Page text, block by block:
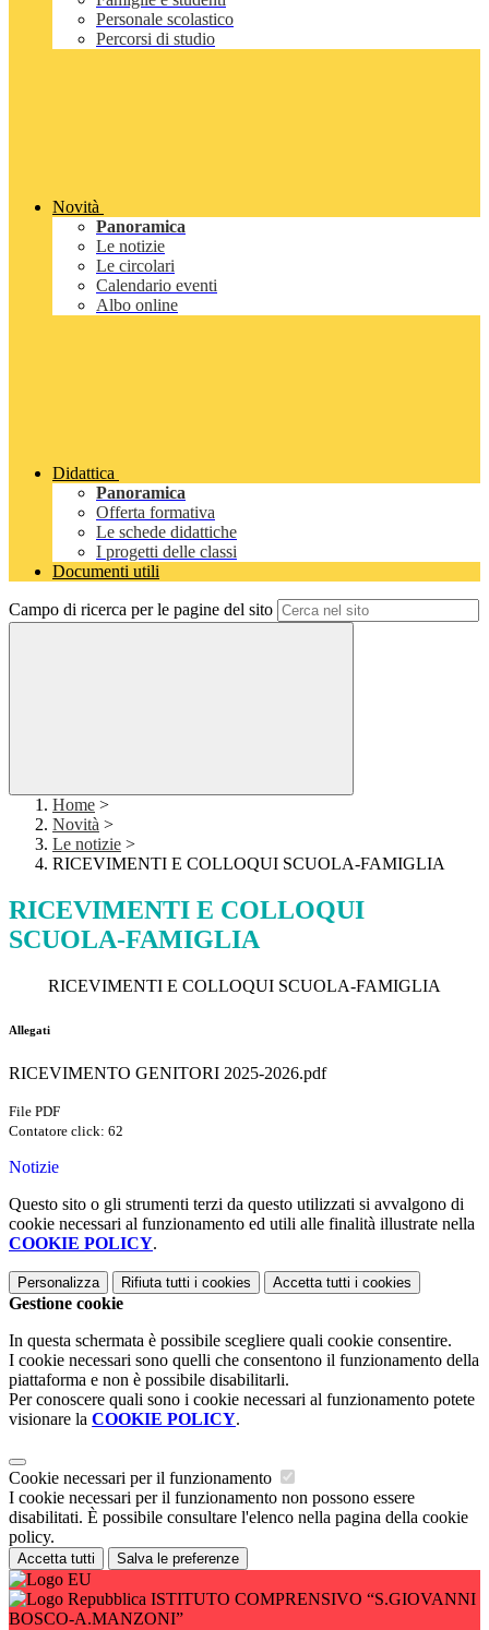
Personale scolastico
Percorsi di studio
Novità
Panoramica
Le notizie
Le circolari
Calendario eventi
Albo online
Didattica
Panoramica
Offerta formativa
Le schede didattiche
I progetti delle classi
Documenti utili
Campo di ricerca per le pagine del sito
Home >
Novità >
Le notizie >
RICEVIMENTI E COLLOQUI SCUOLA-FAMIGLIA
RICEVIMENTI E COLLOQUI
SCUOLA-FAMIGLIA
RICEVIMENTI E COLLOQUI SCUOLA-FAMIGLIA
Allegati
RICEVIMENTO GENITORI 2025-2026.pdf
File PDF
Contatore click: 62
Notizie
Questo sito o gli strumenti terzi da questo utilizzati si avvalgono di
cookie necessari al funzionamento ed utili alle finalità illustrate nella
COOKIE POLICY.
Personalizza Rifiuta tutti i cookies Accetta tutti i cookies
Gestione cookie
In questa schermata è possibile scegliere quali cookie consentire.
I cookie necessari sono quelli che consentono il funzionamento della
piattaforma e non è possibile disabilitarli.
Per conoscere quali sono i cookie necessari al funzionamento potete
visionare la COOKIE POLICY.
Cookie necessari per il funzionamento
I cookie necessari per il funzionamento non possono essere
disabilitati. È possibile consultare l'elenco nella pagina della cookie
policy.
Accetta tutti Salva le preferenze
ISTITUTO COMPRENSIVO “S.GIOVANNI
BOSCO-A.MANZONI”